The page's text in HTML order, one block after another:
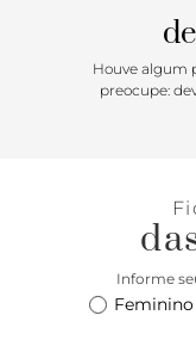
sua cara!
alça tiracolo: 1cm;
Largura da alça de
Houve algum
preocupe:
Informe
Feminino